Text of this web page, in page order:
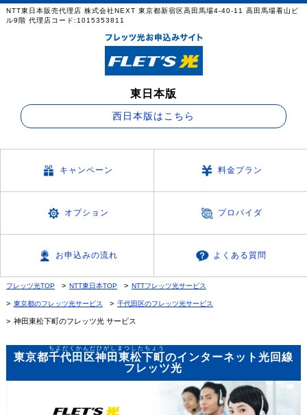
NTT東日本販売代理店 株式会社NEXT 東京都新宿区高田馬場4-40-11 高田馬場看山ビ
ル9階 代理店コード:1015353811
東日本版
西日本版はこちら
キャンペーン 料金プラン
オプション プロバイダ
お申込みの流れ よくある質問
フレッツ光TOP NTT東日本TOP NTTフレッツ光サービス
東京都のフレッツ光サービス 千代田区のフレッツ光サービス
神田東松下町のフレッツ光 サービス
東京都千代田区神田東松下町
ちよだくかんだひがしまつしたちょう
のインターネット光回線
フレッツ光